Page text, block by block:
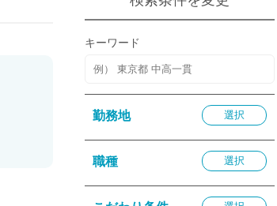
月額固定給25万円以上
月額固定給20万円以上
駅徒歩10分以内
駅徒歩5分以内
英語力を活かす
キーワード
勤務地 選択
職種 選択